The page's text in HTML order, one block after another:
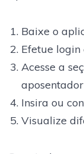
Baixe o
Efetue login
Acesse a
Insira ou
Visualize